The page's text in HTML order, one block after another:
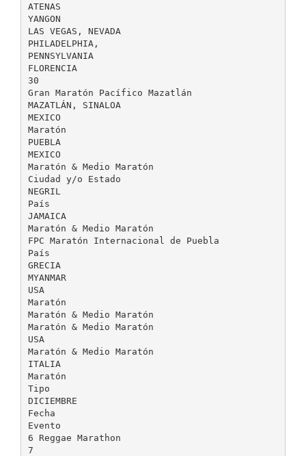
ATENAS
YANGON
LAS VEGAS, NEVADA
PHILADELPHIA,
PENNSYLVANIA
FLORENCIA
30
Gran Maratón Pacífico Mazatlán
MAZATLÁN, SINALOA
MEXICO
Maratón
PUEBLA
MEXICO
Maratón & Medio Maratón
Ciudad y/o Estado
NEGRIL
País
JAMAICA
Maratón & Medio Maratón
FPC Maratón Internacional de Puebla
País
GRECIA
MYANMAR
USA
Maratón
Maratón & Medio Maratón
Maratón & Medio Maratón
USA
Maratón & Medio Maratón
ITALIA
Maratón
Tipo
DICIEMBRE
Fecha
Evento
6 Reggae Marathon
7